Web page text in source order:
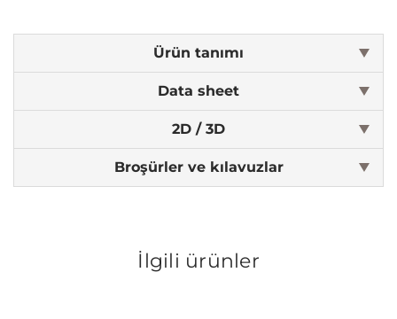
Ürün tanımı
Data sheet
2D / 3D
Broşürler ve kılavuzlar
İlgili ürünler